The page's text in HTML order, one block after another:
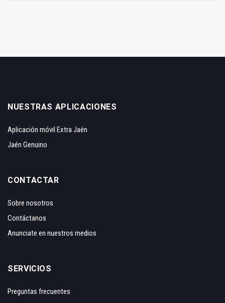
NUESTRAS APLICACIONES
Aplicación móvil Extra Jaén
Jaén Genuino
CONTACTAR
Sobre nosotros
Contáctanos
Anunciate en nuestros medios
SERVICIOS
Preguntas frecuentes